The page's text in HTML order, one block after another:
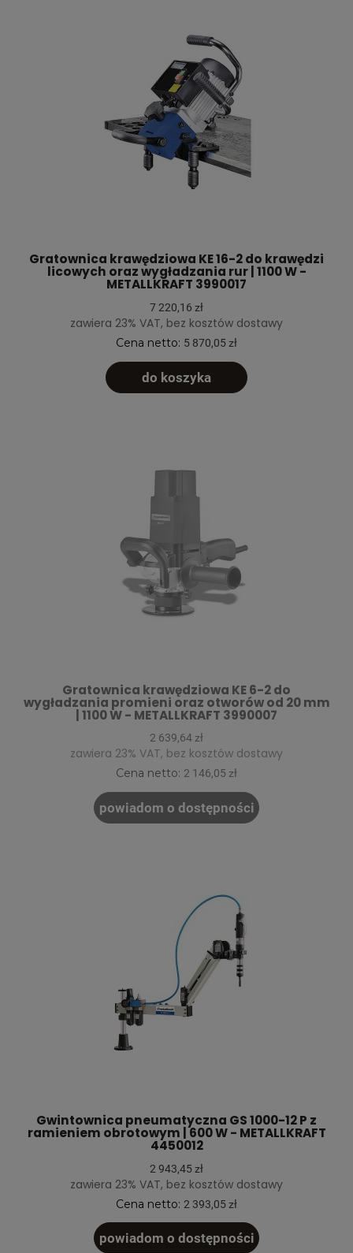
Gratownica krawędziowa KE 16-2 do krawędzi
licowych oraz wygładzania rur | 1100 W -
METALLKRAFT 3990017
7 220,16 zł
zawiera 23% VAT, bez kosztów dostawy
Cena netto: 5 870,05 zł
do koszyka
Gratownica krawędziowa KE 6-2 do
wygładzania promieni oraz otworów od 20 mm
| 1100 W - METALLKRAFT 3990007
2 639,64 zł
zawiera 23% VAT, bez kosztów dostawy
Cena netto: 2 146,05 zł
powiadom o dostępności
Gwintownica pneumatyczna GS 1000-12 P z
ramieniem obrotowym | 600 W - METALLKRAFT
4450012
2 943,45 zł
zawiera 23% VAT, bez kosztów dostawy
Cena netto: 2 393,05 zł
powiadom o dostępności